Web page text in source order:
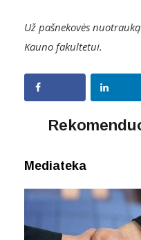
Už pašnekovės
Kauno fakultetui.
Mediateka